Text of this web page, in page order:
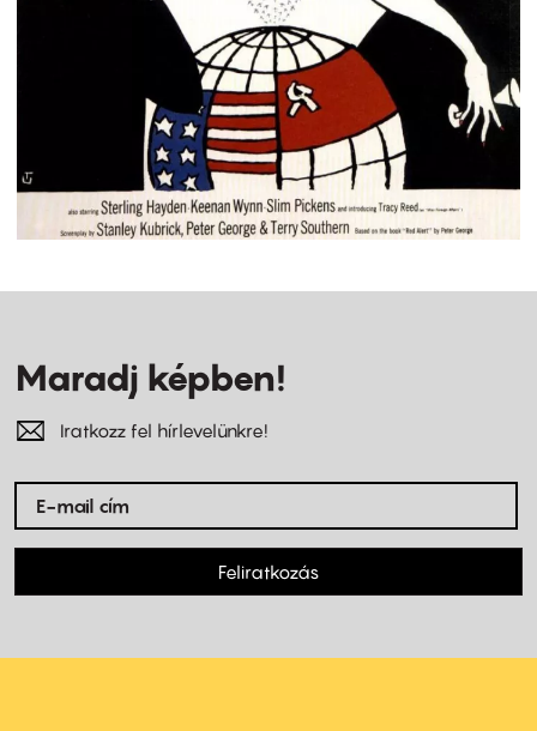
Maradj képben!
Iratkozz fel hírlevelünkre!
Feliratkozás